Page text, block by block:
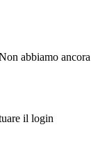
abbiamo ancora
il login